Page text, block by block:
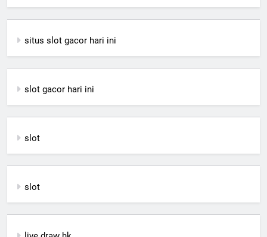
situs slot gacor hari ini
slot gacor hari ini
slot
slot